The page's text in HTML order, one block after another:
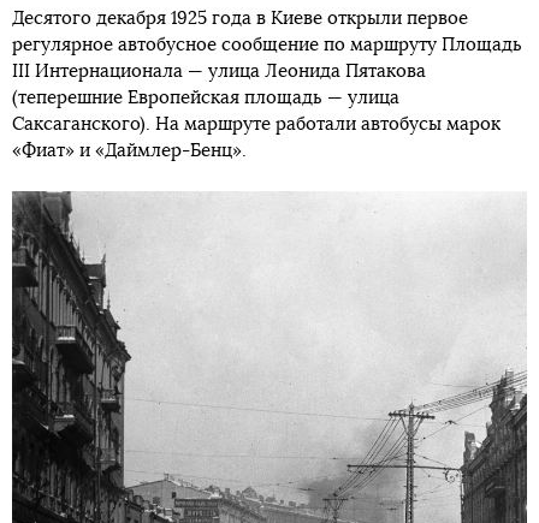
Десятого декабря 1925 года в Киеве открыли первое
регулярное автобусное сообщение по маршруту Площадь
ІІІ Интернационала — улица Леонида Пятакова
(теперешние Европейская площадь — улица
Саксаганского). На маршруте работали автобусы марок
«Фиат» и «Даймлер-Бенц».